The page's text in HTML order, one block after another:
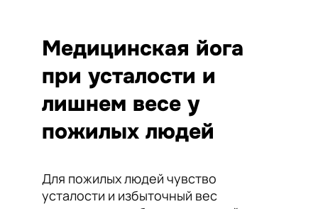
Медицинская йога
при усталости и
лишнем весе у
пожилых людей
Для пожилых людей чувство
усталости и избыточный вес